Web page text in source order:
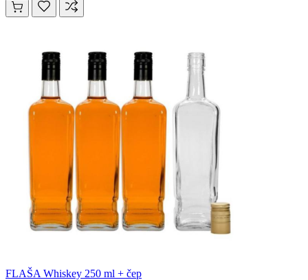
FLAŠA Whiskey 250 ml + čep